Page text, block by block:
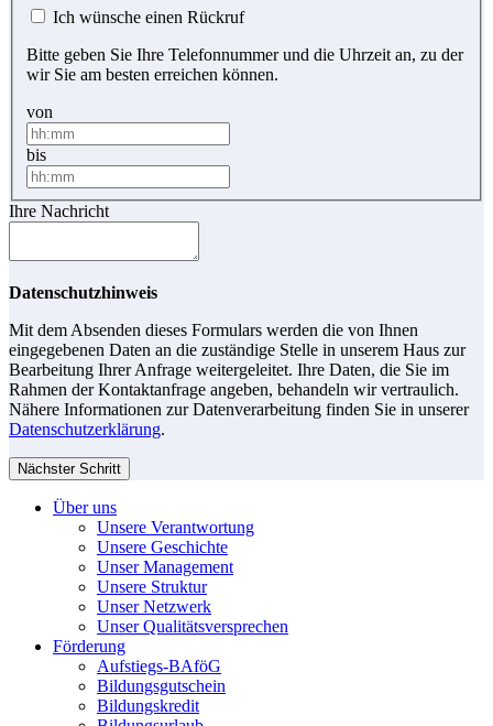
Ich wünsche einen Rückruf
Bitte geben Sie Ihre Telefonnummer und die Uhrzeit an, zu der
wir Sie am besten erreichen können.
von
bis
Ihre Nachricht
Datenschutzhinweis
Mit dem Absenden dieses Formulars werden die von Ihnen
eingegebenen Daten an die zuständige Stelle in unserem Haus zur
Bearbeitung Ihrer Anfrage weitergeleitet. Ihre Daten, die Sie im
Rahmen der Kontaktanfrage angeben, behandeln wir vertraulich.
Nähere Informationen zur Datenverarbeitung finden Sie in unserer
Datenschutzerklärung.
Nächster Schritt
Über uns
Unsere Verantwortung
Unsere Geschichte
Unser Management
Unsere Struktur
Unser Netzwerk
Unser Qualitätsversprechen
Förderung
Aufstiegs-BAföG
Bildungsgutschein
Bildungskredit